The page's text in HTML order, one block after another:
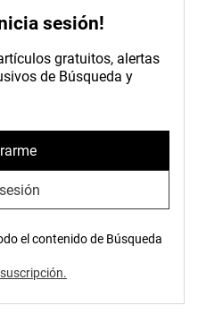
sesión!
gratuitos, alertas
de Búsqueda y
el contenido de Búsqueda